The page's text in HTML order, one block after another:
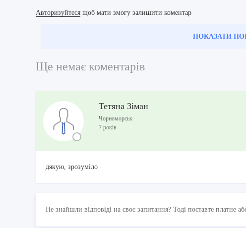
Авторизуйтеся щоб мати змогу залишити коментар
ПОКАЗАТИ
Ще немає коментарів
Тетяна Зіман
Чорноморськ
7 років
дякую, зрозуміло
Не знайшли відповіді на своє запитання? Тоді поставте платне